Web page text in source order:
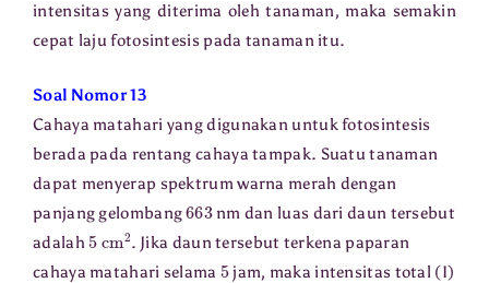
intensitas yang diterima oleh tanaman, maka semakin
cepat laju fotosintesis pada tanaman itu.
Soal Nomor 13
Cahaya matahari yang digunakan untuk fotosintesis
berada pada rentang cahaya tampak. Suatu tanaman
dapat menyerap spektrum warna merah dengan
panjang gelombang663nm dan luas dari daun tersebut
adalah5 cm2. Jika daun tersebut terkena paparan
cahaya matahari selama 5jam, maka intensitas total (I)